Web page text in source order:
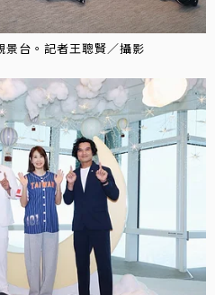
台。記者王聰賢／攝影